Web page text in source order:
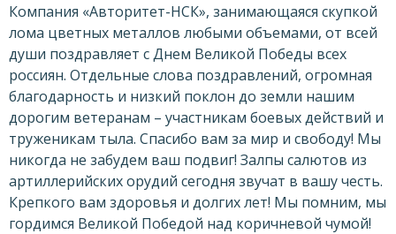
Компания «Авторитет-НСК», занимающаяся скупкой
лома цветных металлов любыми объемами, от всей
души поздравляет с Днем Великой Победы всех
россиян. Отдельные слова поздравлений, огромная
благодарность и низкий поклон до земли нашим
дорогим ветеранам – участникам боевых действий и
труженикам тыла. Спасибо вам за мир и свободу! Мы
никогда не забудем ваш подвиг! Залпы салютов из
артиллерийских орудий сегодня звучат в вашу честь.
Крепкого вам здоровья и долгих лет! Мы помним, мы
гордимся Великой Победой над коричневой чумой!